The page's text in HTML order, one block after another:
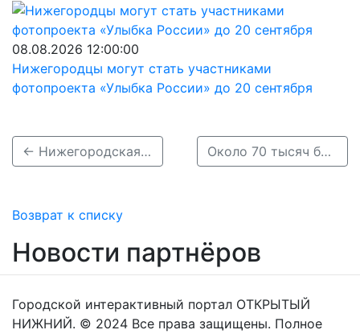
08.08.2026 12:00:00
Нижегородцы могут стать участниками
фотопроекта «Улыбка России» до 20 сентября
← Нижегородская область присоединилась к акции «Веди родителей в музей» Около 70 тысяч билетов ежегодно покупает молодёжь по «Пушкинской карте» в Нижнем →
Возврат к списку
Новости партнёров
Городской интерактивный портал ОТКРЫТЫЙ
НИЖНИЙ. © 2024 Все права защищены. Полное